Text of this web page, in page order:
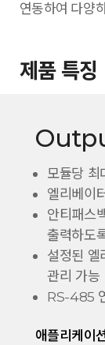
연동하여 다양
제품 특징
모듈당 최
엘리베이
안티패스
출력하도
설정된 엘
관리 가능
RS-485
애플리케이